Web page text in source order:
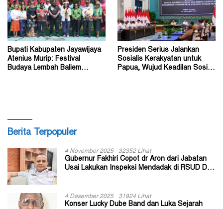
Bupati Kabupaten Jayawijaya
Atenius Murip: Festival
Budaya Lembah Baliem
Presiden Serius Jalankan
Sosialis Kerakyatan untuk
Papua, Wujud Keadilan Sosial
Berita Terpopuler
4 November 2025 32352 Lihat
Gubernur Fakhiri Copot dr Aron dari Jabatan
Usai Lakukan Inspeksi Mendadak di RSUD Dok
4 Desember 2025 31924 Lihat
Konser Lucky Dube Band dan Luka Sejarah